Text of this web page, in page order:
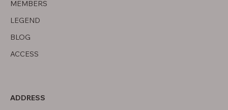
MEMBERS
LEGEND
BLOG
ACCESS
ADDRESS